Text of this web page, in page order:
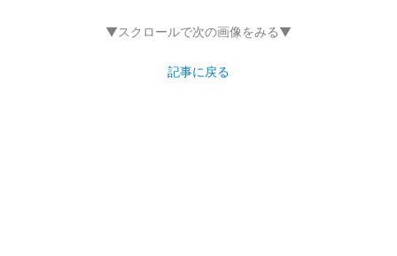
▼スクロールで次の画像をみる▼
記事に戻る